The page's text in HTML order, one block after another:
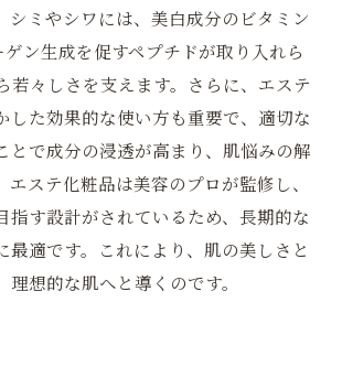
シミやシワには、美白成分のビタミン
ン生成を促すペプチドが取り入れら
若々しさを支えます。さらに、エステ
した効果的な使い方も重要で、適切な
とで成分の浸透が高まり、肌悩みの解
エステ化粧品は美容のプロが監修し、
指す設計がされているため、長期的な
最適です。これにより、肌の美しさと
想的な肌へと導くのです。